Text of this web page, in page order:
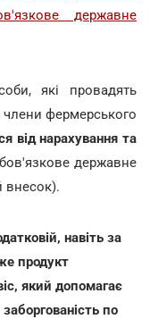
державне
які провадять
члени фермерського
від нарахування та
державне
внесок).
навіть за
продукт
який допомагає
по